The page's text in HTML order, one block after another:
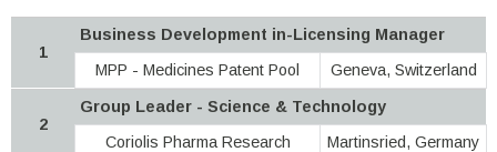
1
Business Development in-Licensing Manager
MPP - Medicines Patent Pool
Geneva, Switzerland
2
Group Leader - Science & Technology
Coriolis Pharma Research
Martinsried, Germany